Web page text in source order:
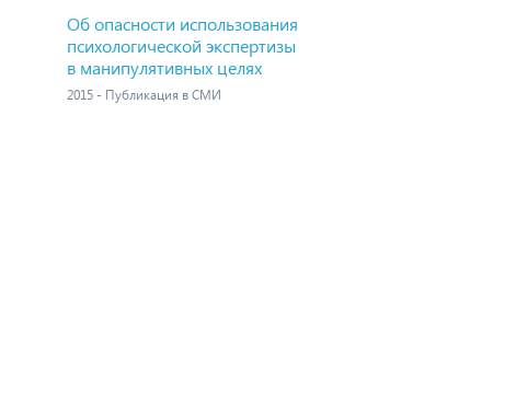
Об опасности использования
психологической экспертизы
в манипулятивных целях
2015 - Публикация в СМИ